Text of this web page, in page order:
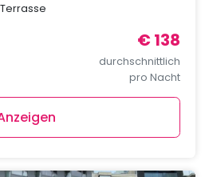
€ 138
durchschnittlich
pro Nacht